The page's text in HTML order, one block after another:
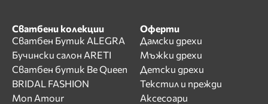
Сватбени колекции
Сватбен Бутик ALEGRA
Бучински салон ARETI
Сватбен бутик Be Queen
BRIDAL FASHION
Mon Amour
Оферти
Дамски дрехи
Мъжки дрехи
Детски дрехи
Текстил и прежди
Аксесоари